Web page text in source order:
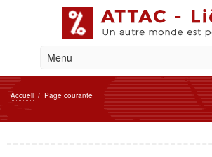
Accueil / Page courante